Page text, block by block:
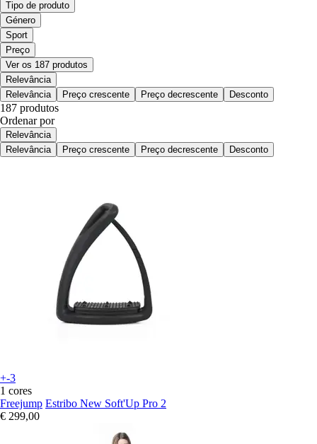
Tipo de produto
Género
Sport
Preço
Ver os 187 produtos
Relevância
Relevância
Preço crescente Preço decrescente Desconto
187 produtos
Ordenar por
Relevância
Relevância
Preço crescente Preço decrescente Desconto
+-3
1 cores
Freejump Estribo New Soft'Up Pro 2
€ 299,00